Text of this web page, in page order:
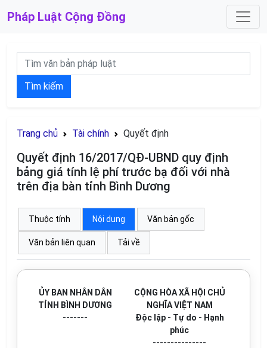
Pháp Luật Cộng Đồng
Tìm kiếm
Trang chủ Tài chính Quyết định
Quyết định 16/2017/QĐ-UBND quy định
bảng giá tính lệ phí trước bạ đối với nhà
trên địa bàn tỉnh Bình Dương
Thuộc tính Nội dung Văn bản gốc
Văn bản liên quan Tải về
ỦY BAN NHÂN DÂN
TỈNH BÌNH DƯƠNG
-------
CỘNG HÒA XÃ HỘI CHỦ
NGHĨA VIỆT NAM
Độc lập - Tự do - Hạnh
phúc
---------------